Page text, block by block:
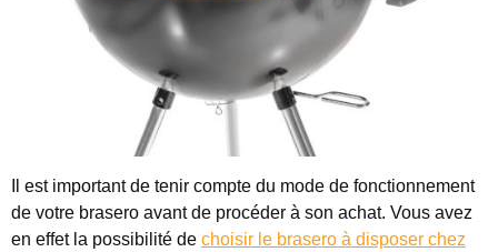
Il est important de tenir compte du mode de fonctionnement
de votre brasero avant de procéder à son achat. Vous avez
en effet la possibilité de choisir le brasero à disposer chez